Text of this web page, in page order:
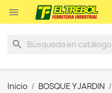

search
Inicio BOSQUE Y JARDIN